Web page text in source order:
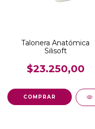
Talonera Anatómica
Silisoft
$23.250,00
COMPRAR